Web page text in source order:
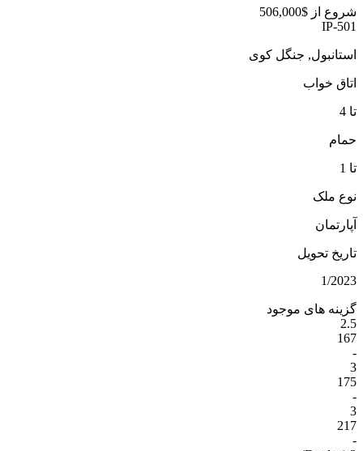
شروع از $506,000
IP-501
استانبول, جنگل کوی
اتاق خواب
تا 4
حمام
تا 1
نوع ملک
آپارتمان
تاریخ تحویل
1/2023
گزینه های موجود
2.5
167
-
3
175
-
3
217
-